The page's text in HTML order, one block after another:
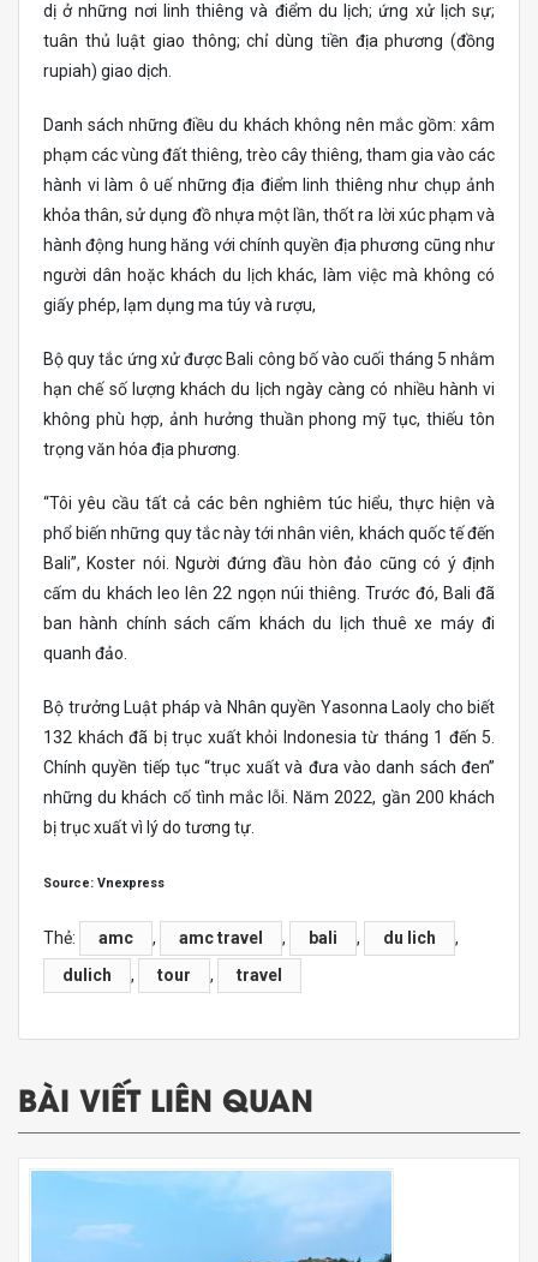
dị ở những nơi linh thiêng và điểm du lịch; ứng xử lịch sự;
tuân thủ luật giao thông; chỉ dùng tiền địa phương (đồng
rupiah) giao dịch.
Danh sách những điều du khách không nên mắc gồm: xâm
phạm các vùng đất thiêng, trèo cây thiêng, tham gia vào các
hành vi làm ô uế những địa điểm linh thiêng như chụp ảnh
khỏa thân, sử dụng đồ nhựa một lần, thốt ra lời xúc phạm và
hành động hung hăng với chính quyền địa phương cũng như
người dân hoặc khách du lịch khác, làm việc mà không có
giấy phép, lạm dụng ma túy và rượu,
Bộ quy tắc ứng xử được Bali công bố vào cuối tháng 5 nhằm
hạn chế số lượng khách du lịch ngày càng có nhiều hành vi
không phù hợp, ảnh hưởng thuần phong mỹ tục, thiếu tôn
trọng văn hóa địa phương.
“Tôi yêu cầu tất cả các bên nghiêm túc hiểu, thực hiện và
phổ biến những quy tắc này tới nhân viên, khách quốc tế đến
Bali”, Koster nói. Người đứng đầu hòn đảo cũng có ý định
cấm du khách leo lên 22 ngọn núi thiêng. Trước đó, Bali đã
ban hành chính sách cấm khách du lịch thuê xe máy đi
quanh đảo.
Bộ trưởng Luật pháp và Nhân quyền Yasonna Laoly cho biết
132 khách đã bị trục xuất khỏi Indonesia từ tháng 1 đến 5.
Chính quyền tiếp tục “trục xuất và đưa vào danh sách đen”
những du khách cố tình mắc lỗi. Năm 2022, gần 200 khách
bị trục xuất vì lý do tương tự.
Source: Vnexpress
Thẻ: amc , amc travel , bali , du lich
,
dulich
, tour , travel
BÀI VIẾT LIÊN QUAN